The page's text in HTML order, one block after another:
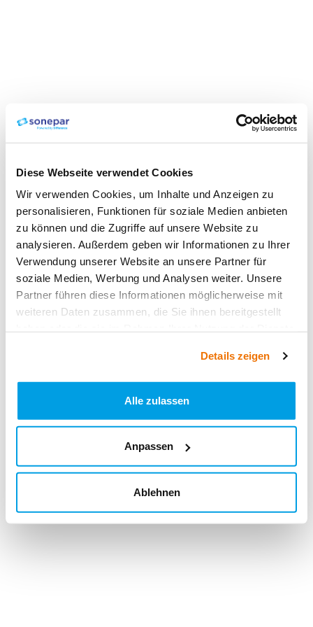
Diese Webseite verwendet Cookies
Wir verwenden Cookies, um Inhalte und Anzeigen zu
personalisieren, Funktionen für soziale Medien anbieten
zu können und die Zugriffe auf unsere Website zu
analysieren. Außerdem geben wir Informationen zu Ihrer
Verwendung unserer Website an unsere Partner für
soziale Medien, Werbung und Analysen weiter. Unsere
Partner führen diese Informationen möglicherweise mit
weiteren Daten zusammen, die Sie ihnen bereitgestellt
Details zeigen
Alle zulassen
Anpassen
Ablehnen